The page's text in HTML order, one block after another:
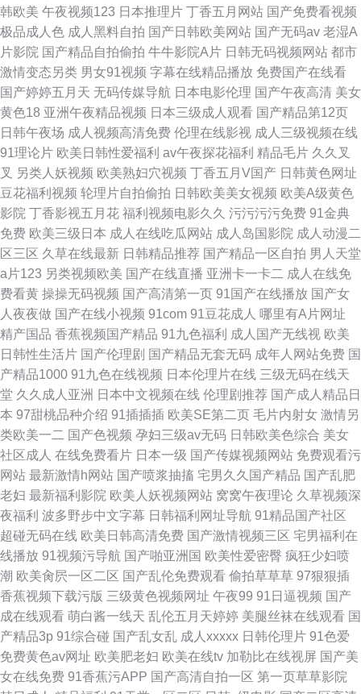
韩欧美 午夜视频123 日本推理片 丁香五月网站 国产免费看视频
极品成人色 成人黑料自拍 国产日韩欧美网站 国产无码av 老湿A
片影院 国产精品自拍偷拍 牛牛影院A片 日韩无码视频网站 都市
激情变态另类 男女91视频 字幕在线精品播放 免费国产在线看
国产婷婷五月天 无码传媒导航 日本电影伦理 国产午夜高清 美女
黄色18 亚洲午夜精品视频 日本三级成人观看 国产精品第12页
日韩午夜场 成人视频高清免费 伦理在线影视 成人三级视频在线
91理论片 欧美日韩性爱福利 av午夜探花福利 精品毛片 久久叉
叉 另类人妖视频 欧美熟妇穴视频 丁香五月V国产 日韩黄色网址
豆花福利视频 轮理片自拍偷拍 日韩欧美美女视频 欧美A级黄色
影院 丁香影视五月花 福利视频电影久久 污污污污免费 91金典
免费 欧美三级日本 成人在线吃瓜网站 成人岛国影院 成人动漫二
区三区 久草在线最新 日韩精品推荐 国产精品一区自拍 男人天堂
a片123 另类视频欧美 国产在线直播 亚洲卡一卡二 成人在线免
费看黄 操操无码视频 国产高清第一页 91国产在线播放 国产女
人夜夜做 国产在线小视频 91com 91豆花成人 哪里有A片网址
精产国品 香蕉视频国产精品 91九色福利 成人国产无线视 欧美
日韩性生活片 国产伦理剧 国产精品无套无码 成年人网站免费 国
产精品1000 91九色在线视频 日本伦理片在线 三级无码在线天
堂 久久成人亚洲 日本中文视频在线 伦理剧推荐 国产成人精品日
本 97甜桃品种介绍 91插插插 欧美SE第二页 毛片内射女 激情另
类欧美一二 国产色视频 孕妇三级av无码 日韩欧美色综合 美女
社区成人 在线免费看片 日本一级 国产传媒视频网站 免费观看污
网站 最新激情h网站 国产喷浆抽搐 宅男久久国产精品 国产乱肥
老妇 最新福利影院 欧美人妖视频网站 窝窝午夜理论 久草视频深
夜福利 波多野步中文字幕 日韩福利网址导航 91精品国产社区
超碰无码在线 欧美日韩高清免费 国产激情视频三区 宅男福利在
线播放 91视频污导航 国产啪亚洲国 欧美性爱密臀 疯狂少妇喷
潮 欧美肏屄一区二区 国产乱伦免费观看 偷拍草草草 97狠狠插
香蕉视频下载污版 三级黄色视频网址 午夜99 91日逼视频 国产
成在线观看 萌白酱一线天 乱伦五月天婷婷 美腿丝袜在线观看 国
产精品3p 91综合碰 国产乱女乱 成人xxxxx 日韩伦理片 91色爱
免费黄色av网址 欧美肥老妇 欧美在线tv 加勒比在线视屏 国产美
女在线免费 91香蕉污APP 国产高清自拍一区 第一页草草影院